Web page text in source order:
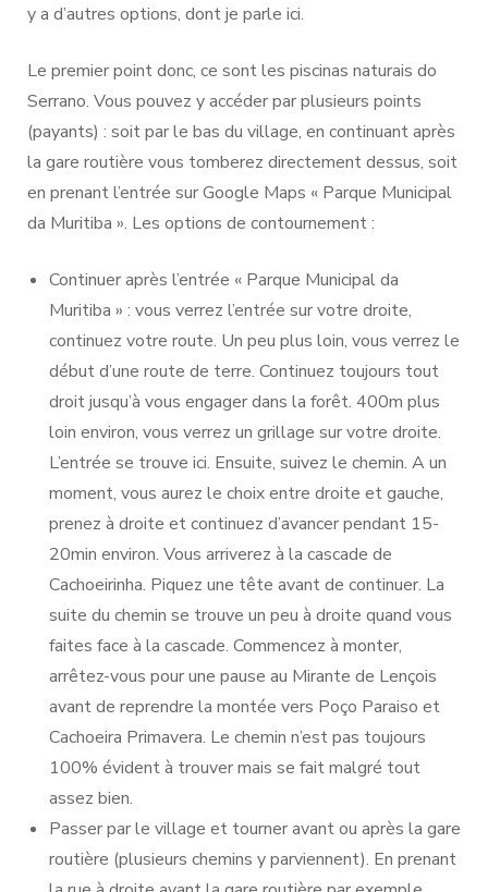
y a d’autres options, dont je parle ici.
Le premier point donc, ce sont les piscinas naturais do
Serrano. Vous pouvez y accéder par plusieurs points
(payants) : soit par le bas du village, en continuant après
la gare routière vous tomberez directement dessus, soit
en prenant l’entrée sur Google Maps « Parque Municipal
da Muritiba ». Les options de contournement :
Continuer après l’entrée « Parque Municipal da
Muritiba » : vous verrez l’entrée sur votre droite,
continuez votre route. Un peu plus loin, vous verrez le
début d’une route de terre. Continuez toujours tout
droit jusqu’à vous engager dans la forêt. 400m plus
loin environ, vous verrez un grillage sur votre droite.
L’entrée se trouve ici. Ensuite, suivez le chemin. A un
moment, vous aurez le choix entre droite et gauche,
prenez à droite et continuez d’avancer pendant 15-
20min environ. Vous arriverez à la cascade de
Cachoeirinha. Piquez une tête avant de continuer. La
suite du chemin se trouve un peu à droite quand vous
faites face à la cascade. Commencez à monter,
arrêtez-vous pour une pause au Mirante de Lençois
avant de reprendre la montée vers Poço Paraiso et
Cachoeira Primavera. Le chemin n’est pas toujours
100% évident à trouver mais se fait malgré tout
assez bien.
Passer par le village et tourner avant ou après la gare
routière (plusieurs chemins y parviennent). En prenant